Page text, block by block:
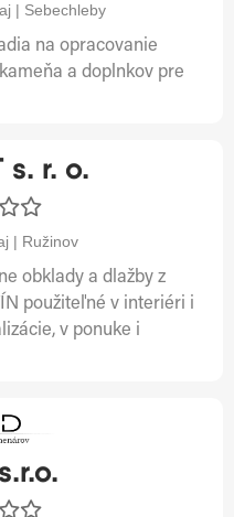
| Sebechleby
na opracovanie
a doplnkov pre
s. r. o.
| Ružinov
obklady a dlažby z
použiteľné v interiéri i
v ponuke i